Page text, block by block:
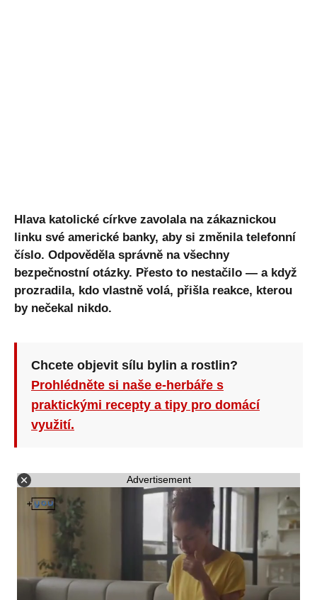
Hlava katolické církve zavolala na zákaznickou
linku své americké banky, aby si změnila telefonní
číslo. Odpověděla správně na všechny
bezpečnostní otázky. Přesto to nestačilo — a když
prozradila, kdo vlastně volá, přišla reakce, kterou
by nečekal nikdo.
Chcete objevit sílu bylin a rostlin?
Prohlédněte si naše e-herbáře s
praktickými recepty a tipy pro domácí
využití.
Advertisement